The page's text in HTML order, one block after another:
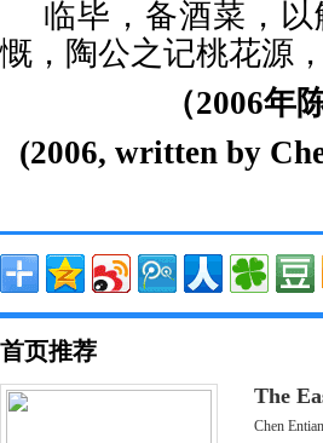
临毕，备酒菜，
慨，陶公之记桃花源
（2006年
(2006, written by
首页推荐
The
Chen